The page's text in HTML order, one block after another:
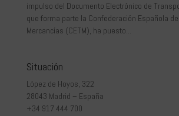
impulso del Documento Electrónico de
que forma parte la Confederación Española
Mercancías (CETM), ha puesto...
Situación
López de Hoyos, 322
28043 Madrid – España
+34 917 444 700